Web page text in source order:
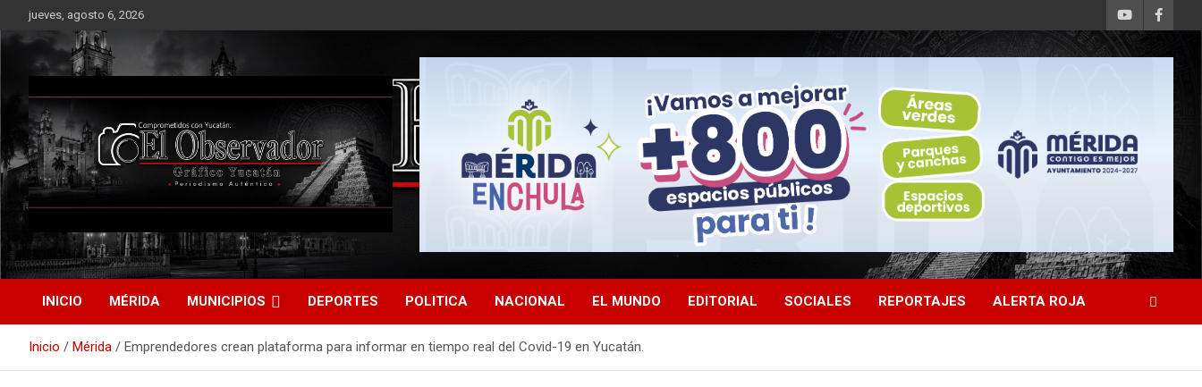
Saltar
al
contenido
jueves, agosto 6, 2026
El Observador Gráfico
Yucatán
Periodismo Auténtico
INICIO MÉRIDA MUNICIPIOS DEPORTES POLITICA NACIONAL EL MUNDO EDITORIAL SOCIALES REPORTAJES ALERTA ROJA
Inicio Mérida Emprendedores crean plataforma para informar en tiempo real del Covid-19 en Yucatán.